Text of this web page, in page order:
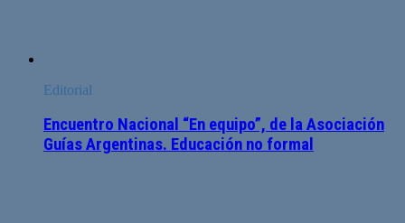
Editorial
Encuentro Nacional “En equipo”, de la Asociación
Guías Argentinas. Educación no formal